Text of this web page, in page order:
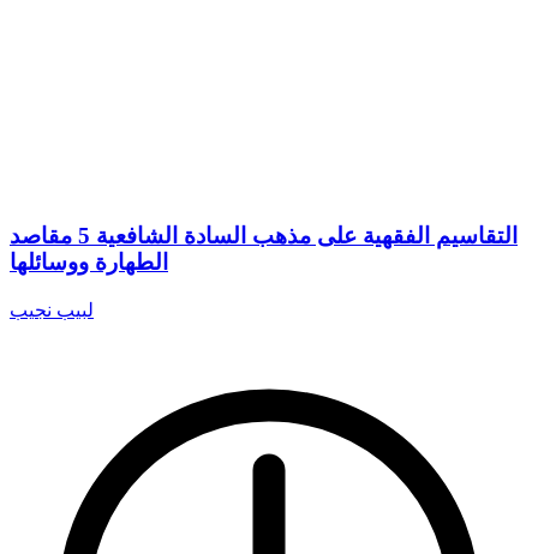
التقاسيم الفقهية على مذهب السادة الشافعية 5 مقاصد
الطهارة ووسائلها
لبيب نجيب